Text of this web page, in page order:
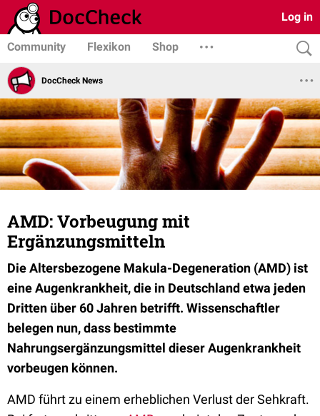
Log in
Community Flexikon Shop
DocCheck News
AMD: Vorbeugung mit
Ergänzungsmitteln
Die Altersbezogene Makula-Degeneration (AMD) ist
eine Augenkrankheit, die in Deutschland etwa jeden
Dritten über 60 Jahren betrifft. Wissenschaftler
belegen nun, dass bestimmte
Nahrungsergänzungsmittel dieser Augenkrankheit
vorbeugen können.
AMD führt zu einem erheblichen Verlust der Sehkraft.